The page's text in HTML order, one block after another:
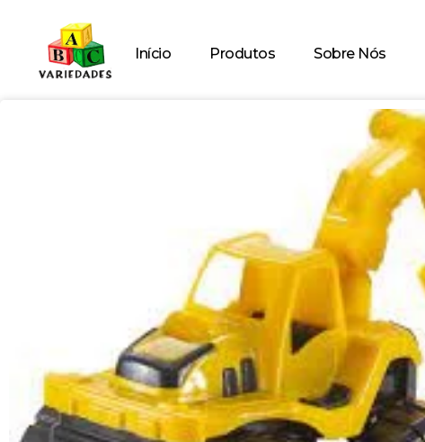
Início Produtos Sobre Nós